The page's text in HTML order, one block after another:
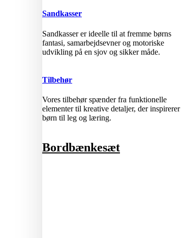
Sandkasser
Sandkasser er ideelle til at fremme børns
fantasi, samarbejdsevner og motoriske
udvikling på en sjov og sikker måde.
Tilbehør
Vores tilbehør spænder fra funktionelle
elementer til kreative detaljer, der inspirerer
børn til leg og læring.
Bordbænkesæt